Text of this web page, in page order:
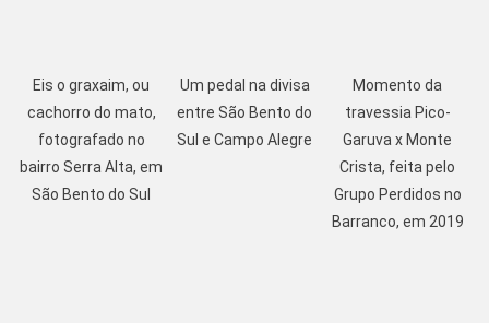
Eis o graxaim, ou
cachorro do mato,
fotografado no
bairro Serra Alta, em
São Bento do Sul
Um pedal na divisa
entre São Bento do
Sul e Campo Alegre
Momento da
travessia Pico-
Garuva x Monte
Crista, feita pelo
Grupo Perdidos no
Barranco, em 2019